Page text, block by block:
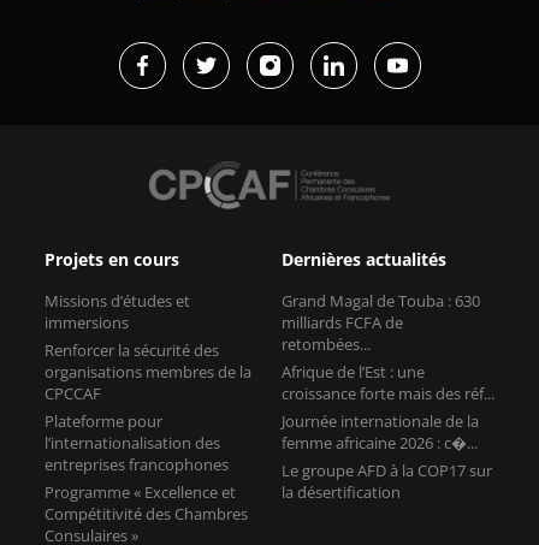
Projets en cours
Missions d’études et
immersions
Renforcer la sécurité des
organisations membres de la
CPCCAF
Plateforme pour
l’internationalisation des
entreprises francophones
Programme « Excellence et
Compétitivité des Chambres
Consulaires »
Dernières actualités
Grand Magal de Touba : 630
milliards FCFA de
retombées...
Afrique de l’Est : une
croissance forte mais des réf...
Journée internationale de la
femme africaine 2026 : c�...
Le groupe AFD à la COP17 sur
la désertification